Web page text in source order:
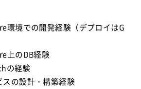
環境での開発経験（デプロイはG
上のDB経験
の経験
スの設計・構築経験